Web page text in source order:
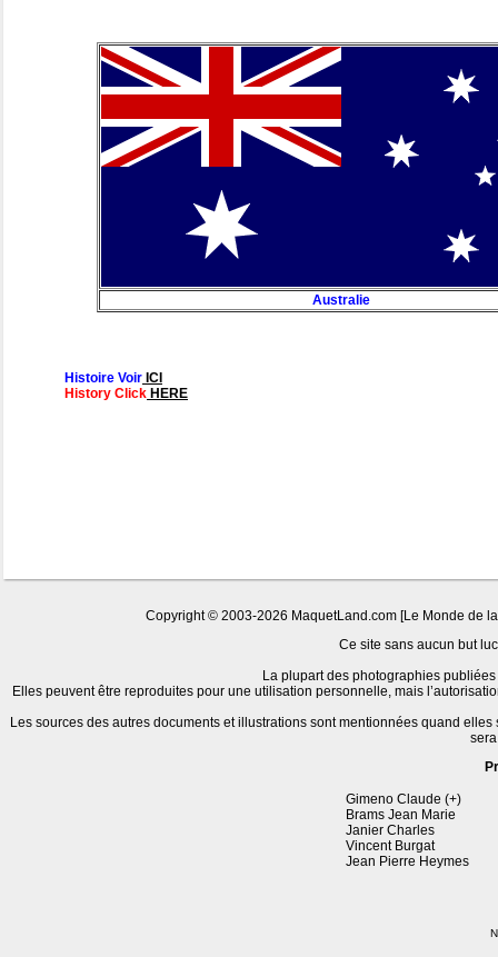
Australie
Histoire Voir ICI
History Click HERE
Copyright © 2003-2026 MaquetLand.com [Le Monde de
Ce site sans aucun but
La plupart des photographies
Elles peuvent être reproduites pour une utilisation personnelle, mais
Les sources des autres documents et illustrations sont mentionnées quand
Gimeno Claude (+)
Brams Jean Marie
Janier Charles
Vincent Burgat
Jean Pierre Heymes